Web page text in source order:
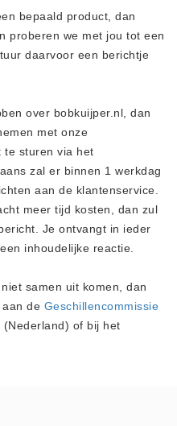
bepaald product, dan
proberen we met jou tot een
daarvoor een berichtje
over bobkuijper.nl, dan
met onze
te sturen via het
zal er binnen 1 werkdag
aan de klantenservice.
meer tijd kosten, dan zul
Je ontvangt in ieder
inhoudelijke reactie.
samen uit komen, dan
de Geschillencommissie
(Nederland) of bij het